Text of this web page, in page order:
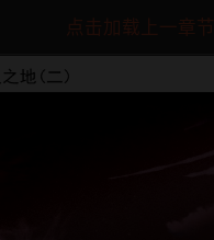
点击加载上一章节